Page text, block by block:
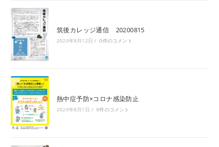
筑後カレッジ通信 20200815
2020年8月12日 / 0件のコメント
熱中症予防×コロナ感染防止
2020年8月1日 / 0件のコメント